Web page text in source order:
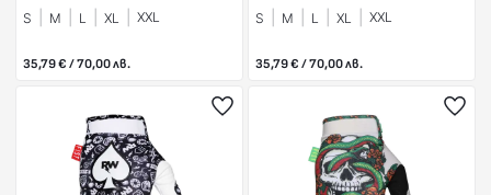
S M L XL XXL
35,79 € / 70,00 лв.
S M L XL XXL
35,79 € / 70,00 лв.